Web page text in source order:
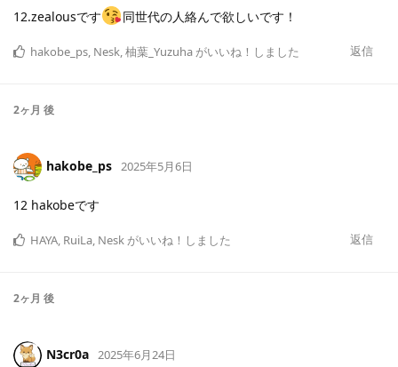
12.zealousです 同世代の人絡んで欲しいです！
返信
hakobe_ps, Nesk,柚葉_Yuzuha がいいね！しました
2ヶ月 後
hakobe_ps 2025年5月6日
12 hakobeです
返信
HAYA, RuiLa, Nesk がいいね！しました
2ヶ月 後
N3cr0a 2025年6月24日